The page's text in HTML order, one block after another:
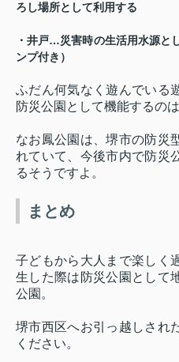
ろし場所として利用する
・井戸…災害時の生活用水源と
ンプ付き）
ふだん何気なく遊んでいる
防災公園として機能するの
なお鳳公園は、堺市の防災
れていて、今後市内で防災
るそうですよ。
まとめ
子どもから大人まで楽しく
生した際は防災公園として
公園。
堺市西区へお引っ越しされ
ください。